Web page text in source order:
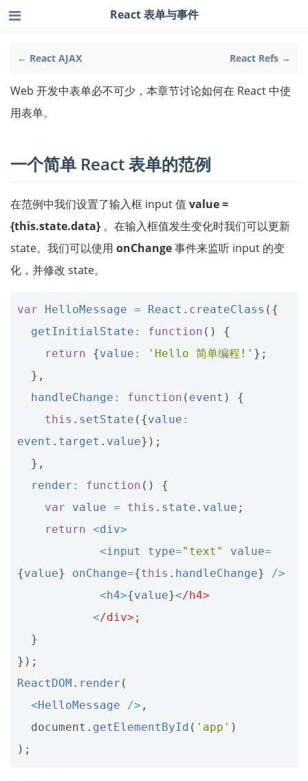
← React AJAX React Refs →
React 表单与事件
Web 开发中表单必不可少，本章节讨论如何在 React 中使
用表单。
一个简单 React 表单的范例
在范例中我们设置了输入框 input 值 value =
{this.state.data} 。在输入框值发生变化时我们可以更新
state。我们可以使用 onChange事件来监听 input 的变
化，并修改 state。
var HelloMessage = React . createClass ({
getInitialState : function ()
{
return
{value : 'Hello 简单编程!' };
},
handleChange : function ( event )
{
this . setState ({value :
event . target . value});
},
render : function ()
{
var
value = this . state . value ;
return <div>
<input type="text" value=
{value} onChange={this . handleChange}
/>
<h4>{value}</h4>
</div>;
}
});
ReactDOM . render (
<HelloMessage /> ,
document . getElementById ( 'app' )
);